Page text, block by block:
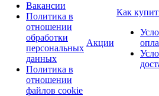
Вакансии
Политика в
отношении
обработки
персональных
данных
Политика в
отношении
файлов cookie
Акции
Как